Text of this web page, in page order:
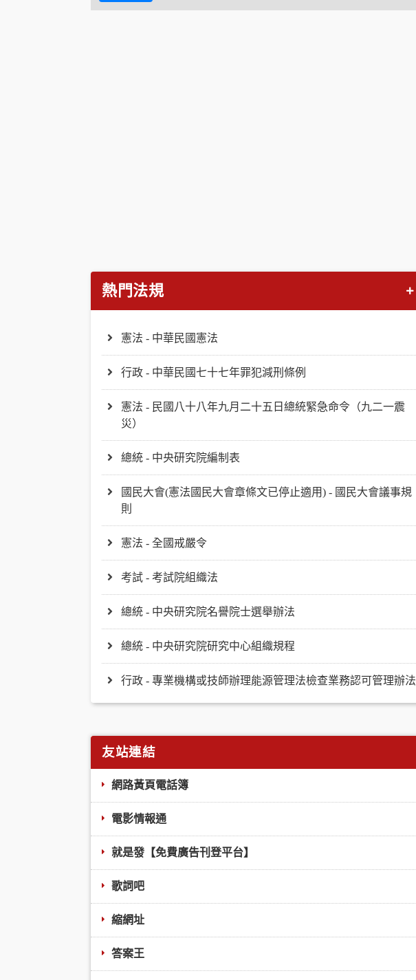
熱門法規
憲法 - 中華民國憲法
行政 - 中華民國七十七年罪犯減刑條例
憲法 - 民國八十八年九月二十五日總統緊急命令（九二一震
災）
總統 - 中央研究院編制表
國民大會(憲法國民大會章條文已停止適用) - 國民大會議事規
則
憲法 - 全國戒嚴令
考試 - 考試院組織法
總統 - 中央研究院名譽院士選舉辦法
總統 - 中央研究院研究中心組織規程
行政 - 專業機構或技師辦理能源管理法檢查業務認可管理辦法
友站連結
網路黃頁電話簿
電影情報通
就是發【免費廣告刊登平台】
歌詞吧
縮網址
答案王